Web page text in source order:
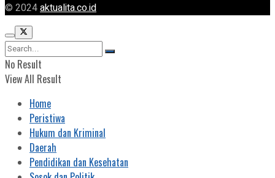
© 2024aktualita.co.id
No Result
View All Result
Home
Peristiwa
Hukum dan Kriminal
Daerah
Pendidikan dan Kesehatan